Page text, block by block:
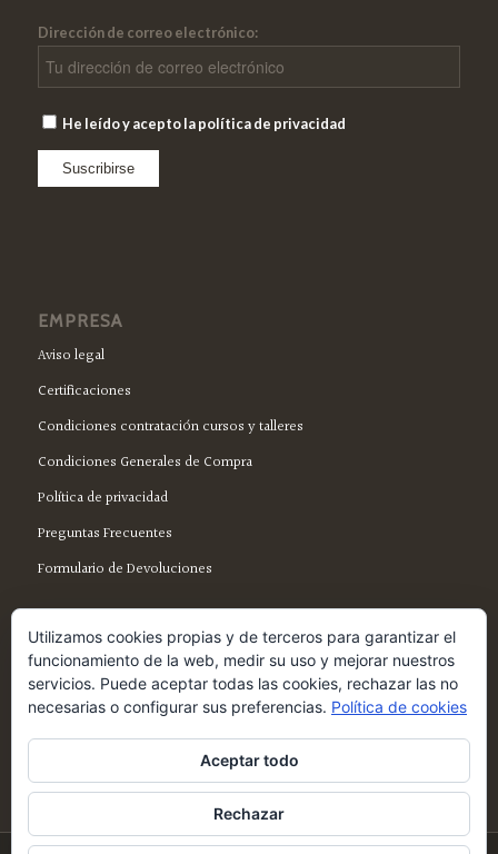
Dirección de correo electrónico:
He leído y acepto la política de privacidad
EMPRESA
Aviso legal
Certificaciones
Condiciones contratación cursos y talleres
Condiciones Generales de Compra
Política de privacidad
Preguntas Frecuentes
Formulario de Devoluciones
SÍGUENOS EN FACEBOOK
Utilizamos cookies propias y de terceros para garantizar el
funcionamiento de la web, medir su uso y mejorar nuestros
servicios. Puede aceptar todas las cookies, rechazar las no
necesarias o configurar sus preferencias. Política de cookies
Aceptar todo
Rechazar